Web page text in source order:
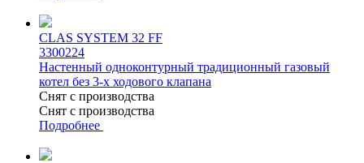
CLAS SYSTEM 32 FF
3300224
Настенный одноконтурный традиционный газовый
котел без 3-х ходового клапана
Снят с производства
Снят с производства
Подробнее